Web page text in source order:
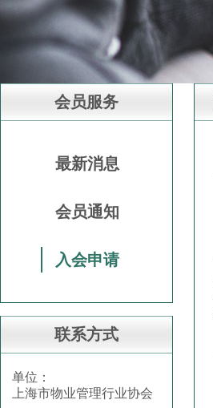
会员服务
最新消息
会员通知
入会申请
联系方式
单位：
上海市物业管理行业协会